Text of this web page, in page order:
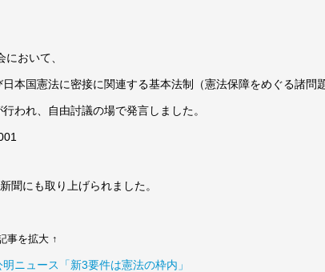
おいて、
日本国憲法に密接に関連する基本法制（憲法保障をめぐる諸問題
われ、自由討議の場で発言しました。
聞にも取り上げられました。
事を拡大 ↑
ニュース「新3要件は憲法の枠内」